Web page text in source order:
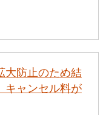
大防止のため結
キャンセル料が